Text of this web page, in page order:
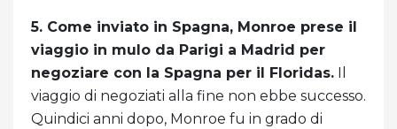
5. Come inviato in Spagna, Monroe prese il
viaggio in mulo da Parigi a Madrid per
negoziare con la Spagna per il Floridas.
viaggio di negoziati alla fine non ebbe successo.
Quindici anni dopo, Monroe fu in grado di